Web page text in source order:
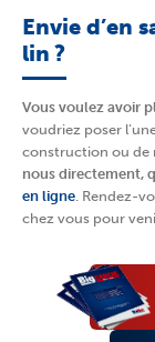
Envie d’en
lin ?
Vous voulez avoir
voudriez poser
construction ou de
nous directement,
en ligne . Rendez-
chez vous pour